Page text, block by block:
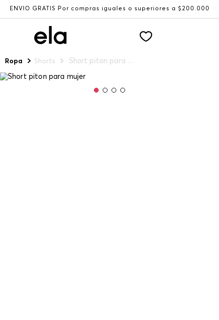
ENVÍO GRATIS Por compras iguales o superiores a $200.000
Ropa Shorts Short piton para mujer